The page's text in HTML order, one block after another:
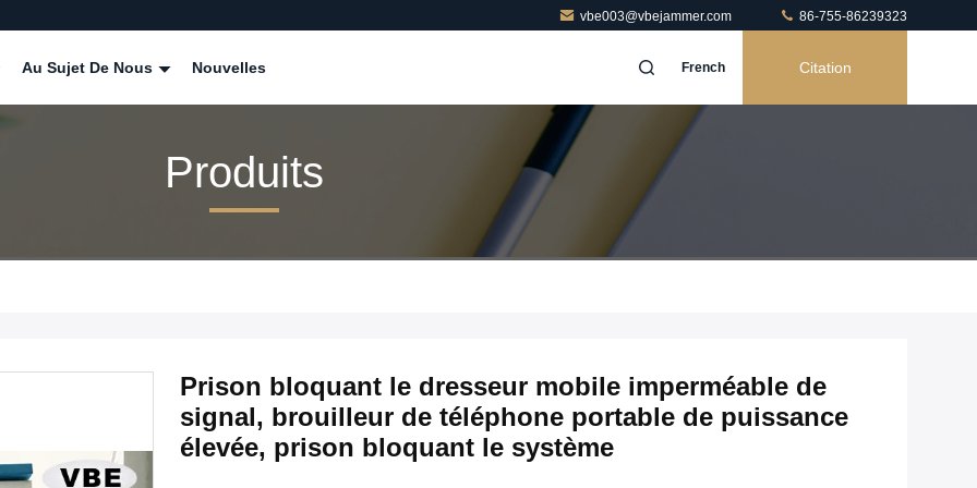
vbe003@vbejammer.com 86-755-86239323
Au Sujet De Nous Nouvelles French Citation
Produits
Prison bloquant le dresseur mobile imperméable de
signal, brouilleur de téléphone portable de puissance
élevée, prison bloquant le système